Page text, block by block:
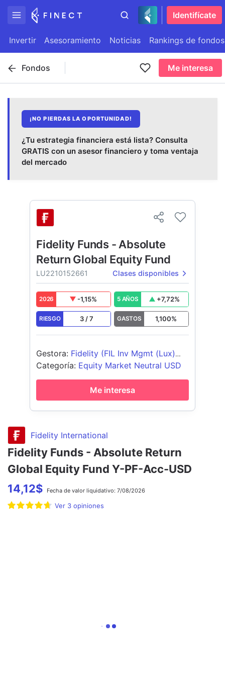
Identifícate
Invertir Asesoramiento Noticias Rankings de fondos
Fondos Me interesa
¡NO PIERDAS LA OPORTUNIDAD!
¿Tu estrategia financiera está lista? Consulta
GRATIS con un asesor financiero y toma ventaja
del mercado
Fidelity International
Fidelity Funds - Absolute Return
Global Equity Fund Y-PF-Acc-USD
14,12$ Fecha de valor liquidativo: 7/08/2026
Ver 3 opiniones
Fidelity Funds - Absolute
Return Global Equity Fund
LU2210152661 Clases disponibles
2026 -1,15% 5 AÑOS +7,72%
RIESGO 3 /7 GASTOS 1,100%
Gestora: Fidelity (FIL Inv Mgmt (Lux)
S.A.)
Categoría: Equity Market Neutral USD
Me interesa